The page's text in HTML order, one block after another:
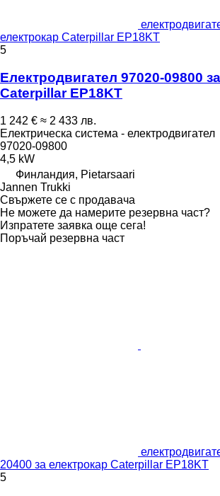
електрокар Caterpillar EP18KT
5
Електродвигател 97020-09800
Caterpillar EP18KT
1 242 € ≈ 2 433 лв.
Електрическа система - електродвигател
97020-09800
4,5 kW
Финландия, Pietarsaari
Jannen Trukki
Свържете се с продавача
Не можете да намерите резервна част?
Изпратете заявка още сега!
Поръчай резервна част
20400 за електрокар Caterpillar EP18KT
5